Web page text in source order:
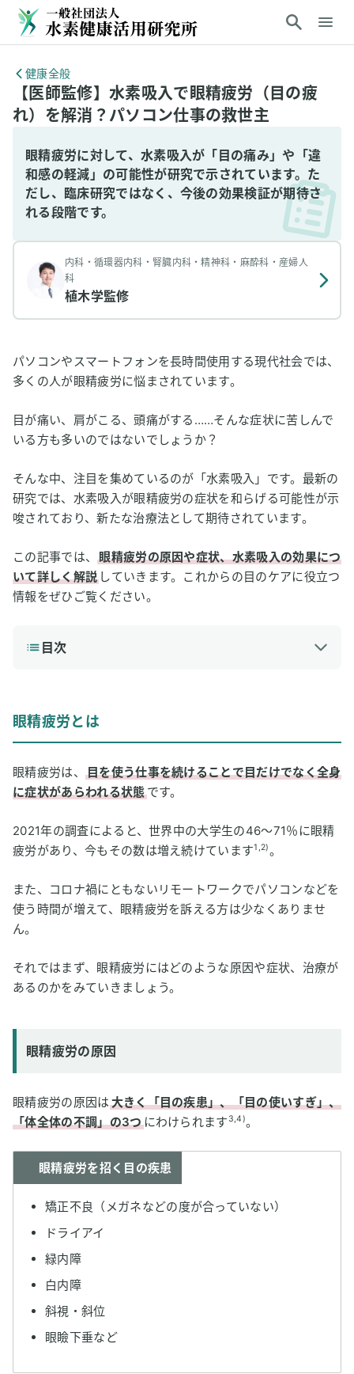
健康全般
【医師監修】水素吸入で眼精疲労（目の疲
れ）を解消？パソコン仕事の救世主
眼精疲労に対して、水素吸入が「目の痛み」や「違
和感の軽減」の可能性が研究で示されています。た
だし、臨床研究ではなく、今後の効果検証が期待さ
れる段階です。
内科・循環器内科・腎臓内科・精神科・麻酔科・産婦人
科
植木学監修
パソコンやスマートフォンを長時間使用する現代社会では、
多くの人が眼精疲労に悩まされています。
目が痛い、肩がこる、頭痛がする……そんな症状に苦しんで
いる方も多いのではないでしょうか？
そんな中、注目を集めているのが「水素吸入」です。最新の
研究では、水素吸入が眼精疲労の症状を和らげる可能性が示
唆されており、新たな治療法として期待されています。
この記事では、眼精疲労の原因や症状、水素吸入の効果につ
いて詳しく解説 していきます。これからの目のケアに役立つ
情報をぜひご覧ください。
目次
2 水素吸入は眼精疲労に効果はある？
眼精疲労の症状は活性酸素が関与
眼精疲労とは
眼精疲労は、
目を使う仕事を続けることで目だけでなく全身
に症状があらわれる状態です。
2021年の調査によると、世界中の大学生の46〜71％に眼精
疲労があり、今もその数は増え続けています1,2)。
また、コロナ禍にともないリモートワークでパソコンなどを
使う時間が増えて、眼精疲労を訴える方は少なくありませ
ん。
それではまず、眼精疲労にはどのような原因や症状、治療が
あるのかをみていきましょう。
眼精疲労の原因
眼精疲労の原因は大きく「目の疾患」、「目の使いすぎ」、
「体全体の不調」の3つにわけられます 3,4)。
眼精疲労を招く目の疾患
矯正不良（メガネなどの度が合っていない）
ドライアイ
緑内障
白内障
斜視・斜位
眼瞼下垂など